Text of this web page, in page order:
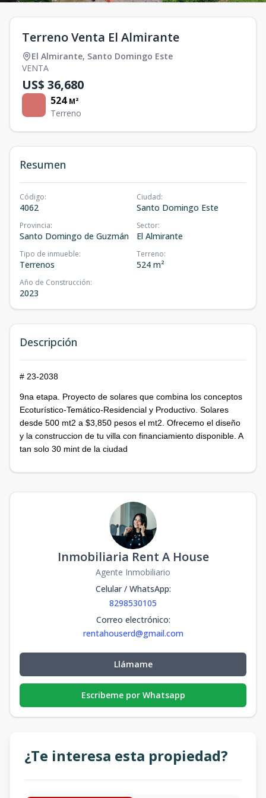
Terreno Venta El Almirante
El Almirante, Santo Domingo Este
VENTA
US$ 36,680
524 M²
Terreno
Resumen
Código:
4062
Ciudad:
Santo Domingo Este
Provincia:
Santo Domingo de Guzmán
Sector:
El Almirante
Tipo de inmueble:
Terrenos
Terreno:
524 m²
Año de Construcción:
2023
Descripción
# 23-2038
9na etapa. Proyecto de solares que combina los conceptos
Ecoturístico-Temático-Residencial y Productivo. Solares
desde 500 mt2 a $3,850 pesos el mt2. Ofrecemo el diseño
y la construccion de tu villa con financiamiento disponible. A
tan solo 30 mint de la ciudad
Inmobiliaria Rent A House
Agente Inmobiliario
Celular / WhatsApp:
8298530105
Correo electrónico:
rentahouserd@gmail.com
Llámame
Escribeme por Whatsapp
¿Te interesa esta propiedad?